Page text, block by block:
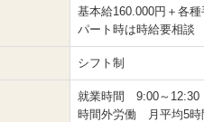
基本給160.000円＋各種
パート時は時給要相談
シフト制
就業時間 9:00～12:30
時間外労働 月平均5時